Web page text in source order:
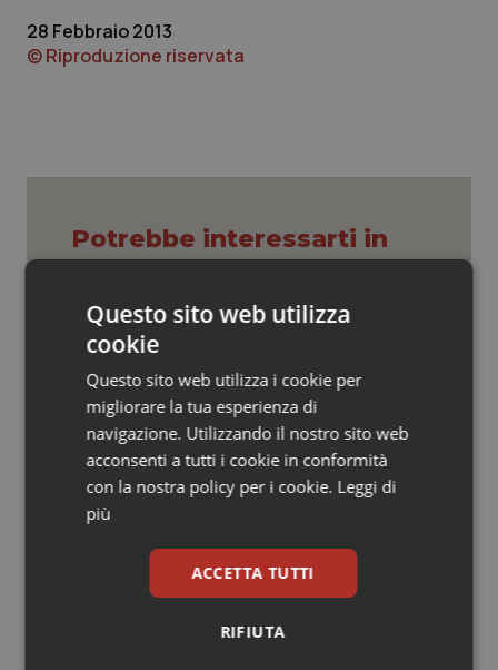
Veneto
Oncoematologia
Psoriasi & pelle
Quotidiano Cardiologia
Quotidiano Oncologia
Quotidiano Pediatria
Rene & patologie urogenitali
Salute orale & impianti
Sangue & coagulazione
28 Febbraio 2013
© Riproduzione riservata
Potrebbe interessarti in
Caldo, mini tregua solo al Nord. Anche
rosso
Caldo, segnali di lenta ritirata
dell’ondata: il 7 agosto restano 26
città da bollino rosso, l’8 scendono a
Consip, al via la prima gara dedicata
alla salute della mammella: accordo
quadro da 48 milioni per tecnologie e
Questo sito web utilizza
cookie
Questo sito web utilizza i cookie per
migliorare la tua esperienza di
navigazione. Utilizzando il nostro sito web
acconsenti a tutti i cookie in conformità
con la nostra policy per i cookie. Leggi di
più
ACCETTA TUTTI
RIFIUTA